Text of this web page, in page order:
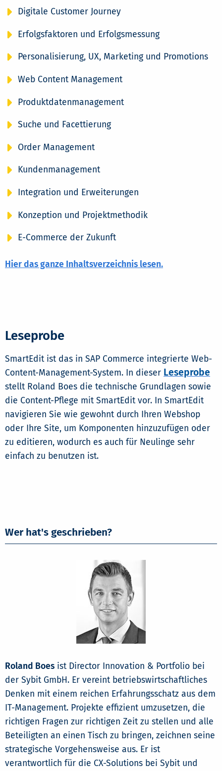
Digitale Customer Journey
Erfolgsfaktoren und Erfolgsmessung
Personalisierung, UX, Marketing und Promotions
Web Content Management
Produktdatenmanagement
Suche und Facettierung
Order Management
Kundenmanagement
Integration und Erweiterungen
Konzeption und Projektmethodik
E-Commerce der Zukunft
Hier das ganze Inhaltsverzeichnis lesen.
Leseprobe
SmartEdit ist das in SAP Commerce integrierte Web-
Content-Management-System. In dieser Leseprobe
stellt Roland Boes die technische Grundlagen sowie
die Content-Pflege mit SmartEdit vor. In SmartEdit
navigieren Sie wie gewohnt durch Ihren Webshop
oder Ihre Site, um Komponenten hinzuzufügen oder
zu editieren, wodurch es auch für Neulinge sehr
einfach zu benutzen ist.
Wer hat's geschrieben?
Roland Boes ist Director Innovation & Portfolio bei
der Sybit GmbH. Er vereint betriebswirtschaftliches
Denken mit einem reichen Erfahrungsschatz aus dem
IT-Management. Projekte effizient umzusetzen, die
richtigen Fragen zur richtigen Zeit zu stellen und alle
Beteiligten an einen Tisch zu bringen, zeichnen seine
strategische Vorgehensweise aus. Er ist
verantwortlich für die CX-Solutions bei Sybit und